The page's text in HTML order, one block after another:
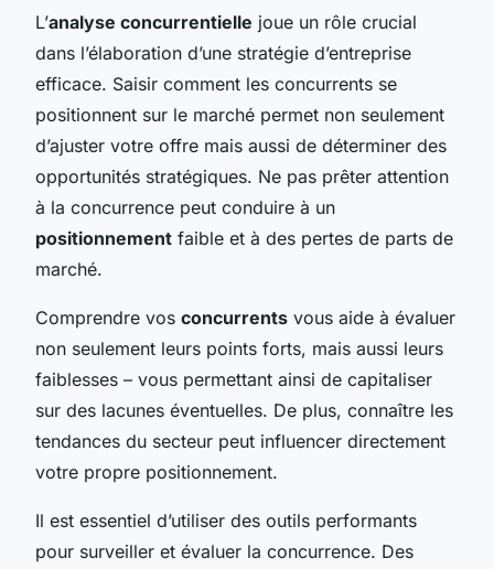
L’analyse concurrentielle joue un rôle crucial
dans l’élaboration d’une stratégie d’entreprise
efficace. Saisir comment les concurrents se
positionnent sur le marché permet non seulement
d’ajuster votre offre mais aussi de déterminer des
opportunités stratégiques. Ne pas prêter attention
à la concurrence peut conduire à un
positionnement faible et à des pertes de parts de
marché.
Comprendre vos concurrents vous aide à évaluer
non seulement leurs points forts, mais aussi leurs
faiblesses – vous permettant ainsi de capitaliser
sur des lacunes éventuelles. De plus, connaître les
tendances du secteur peut influencer directement
votre propre positionnement.
Il est essentiel d’utiliser des outils performants
pour surveiller et évaluer la concurrence. Des